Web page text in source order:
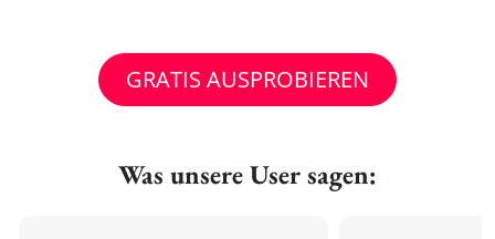
GRATIS AUSPROBIEREN
Was unsere User sagen: